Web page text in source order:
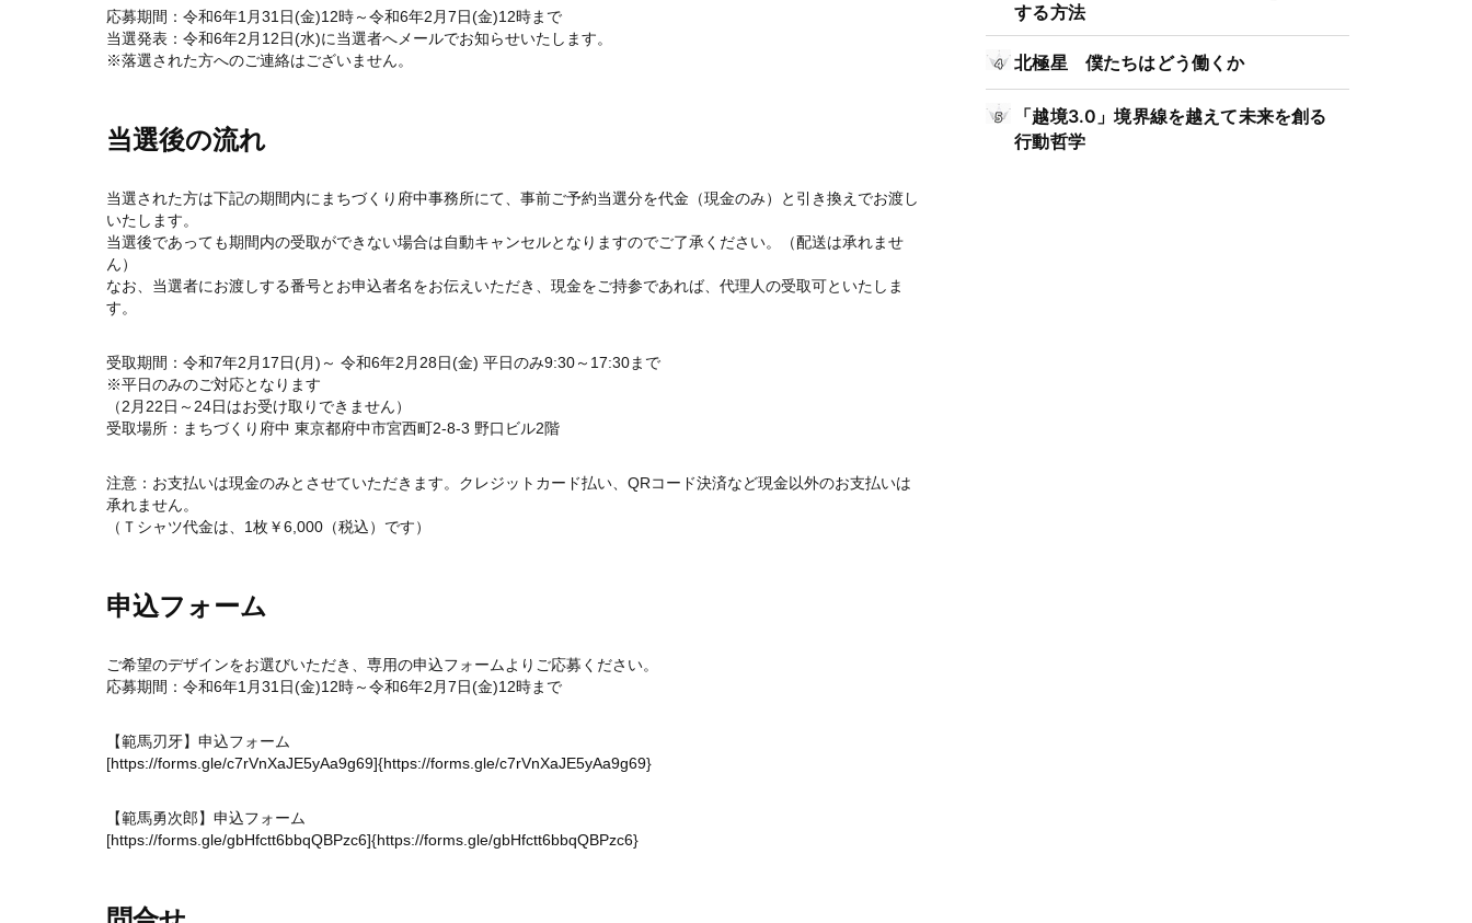
応募期間：令和6年1月31日(金)12時～令和6年2月7日(金)12時まで
当選発表：令和6年2月12日(水)に当選者へメールでお知らせいたします。
※落選された方へのご連絡はございません。
当選後の流れ
当選された方は下記の期間内にまちづくり府中事務所にて、事前ご予約当選分を代金（現金のみ）と引き換えでお渡し
いたします。
当選後であっても期間内の受取ができない場合は自動キャンセルとなりますのでご了承ください。（配送は承れませ
ん）
なお、当選者にお渡しする番号とお申込者名をお伝えいただき、現金をご持参であれば、代理人の受取可といたしま
す。
受取期間：令和7年2月17日(月)～ 令和6年2月28日(金) 平日のみ9:30～17:30まで
※平日のみのご対応となります
（2月22日～24日はお受け取りできません）
受取場所：まちづくり府中 東京都府中市宮西町2-8-3 野口ビル2階
注意：お支払いは現金のみとさせていただきます。クレジットカード払い、QRコード決済など現金以外のお支払いは
承れません。
（Ｔシャツ代金は、1枚￥6,000（税込）です）
申込フォーム
ご希望のデザインをお選びいただき、専用の申込フォームよりご応募ください。
応募期間：令和6年1月31日(金)12時～令和6年2月7日(金)12時まで
【範馬刃牙】申込フォーム
[https://forms.gle/c7rVnXaJE5yAa9g69]{https://forms.gle/c7rVnXaJE5yAa9g69}
【範馬勇次郎】申込フォーム
[https://forms.gle/gbHfctt6bbqQBPzc6]{https://forms.gle/gbHfctt6bbqQBPzc6}
する方法
北極星 僕たちはどう働くか
「越境3.0」境界線を越えて未来を創る
行動哲学